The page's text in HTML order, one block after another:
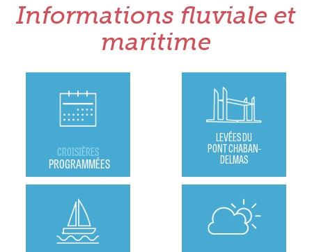
Informations fluviale et
maritime
CROISIÈRES
PROGRAMMÉES
LEVÉES DU
PONT CHABAN-
DELMAS